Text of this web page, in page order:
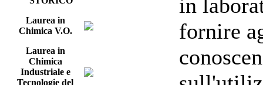
Laurea in
Chimica V.O.
Laurea in
Chimica
Industriale e
Tecnologie del
in
fornire